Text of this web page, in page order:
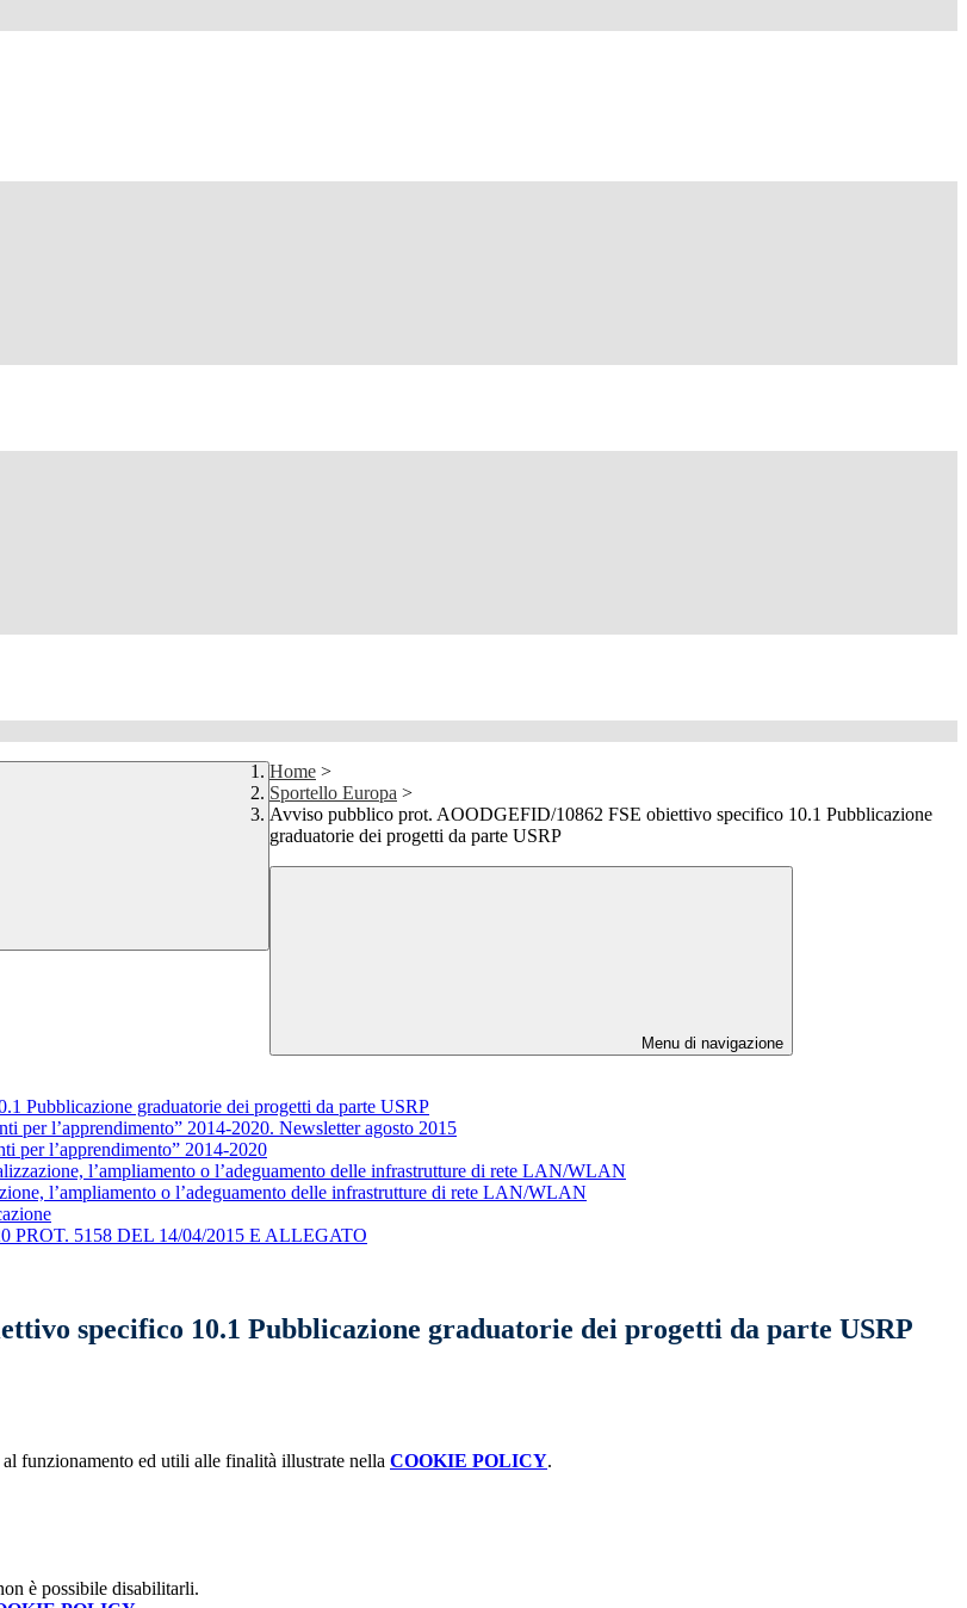
Home >
Sportello Europa >
Avviso pubblico prot. AOODGEFID/10862 FSE obiettivo specifico 10.1 Pubblicazione
graduatorie dei progetti da parte USRP
Menu di navigazione
Pubblicazione graduatorie dei progetti da parte USRP
per l’apprendimento” 2014-2020. Newsletter agosto 2015
per l’apprendimento” 2014-2020
l’ampliamento o l’adeguamento delle infrastrutture di rete LAN/WLAN
l’ampliamento o l’adeguamento delle infrastrutture di rete LAN/WLAN
5158 DEL 14/04/2015 E ALLEGATO
specifico 10.1 Pubblicazione graduatorie dei progetti da parte USRP
funzionamento ed utili alle finalità illustrate nella COOKIE POLICY.
è possibile disabilitarli.